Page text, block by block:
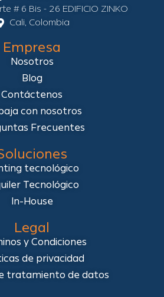
# 6 Bis - 26 EDIFICIO ZINKO
Cali, Colombia
Empresa
Nosotros
Blog
Contáctenos
con nosotros
Frecuentes
tecnológico
Tecnológico
In-House
Legal
y Condiciones
de privacidad
tratamiento de datos